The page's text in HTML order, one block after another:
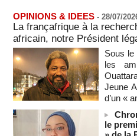
06/08/2026 -MOMO ALADJI
États-Unis : plusieurs
masse en Caroline du Nord
05/08/2026 -
Les Houthis affirment avoir
saoudien en une journée
05/08/2026 -
Les Houthis affirment avoir
saoudien en une journée
05/08/2026 -
OPINIONS & IDEES - 28/07/
La françafrique à la
africain, notre Président
Sous le
les
Jeune
d’un «
le